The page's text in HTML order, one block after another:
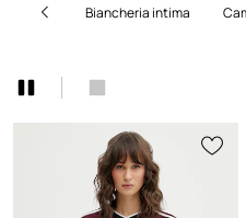
biancheria intima